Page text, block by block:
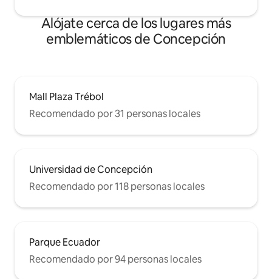
Alójate cerca de los lugares más
emblemáticos de Concepción
Mall Plaza Trébol
Recomendado por 31 personas locales
Universidad de Concepción
Recomendado por 118 personas locales
Parque Ecuador
Recomendado por 94 personas locales